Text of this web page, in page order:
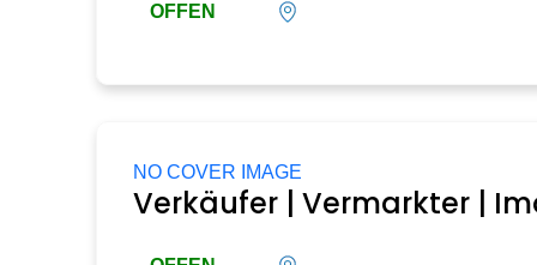
OFFEN
NO COVER IMAGE
Verkäufer | Vermarkter |